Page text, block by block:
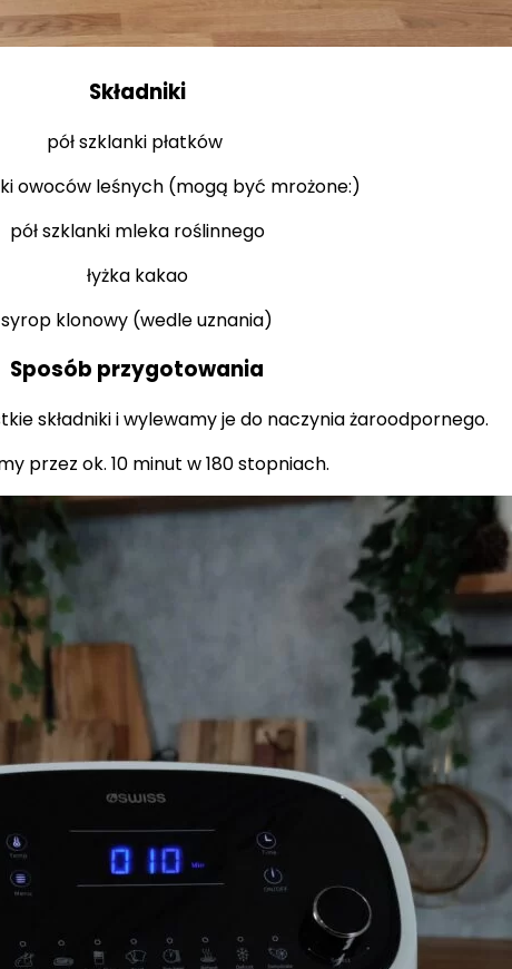
Składniki
pół szklanki płatków
owoców leśnych (mogą być mrożone:)
pół szklanki mleka roślinnego
łyżka kakao
syrop klonowy (wedle uznania)
Sposób przygotowania
składniki i wylewamy je do naczynia żaroodpornego.
przez ok. 10 minut w 180 stopniach.